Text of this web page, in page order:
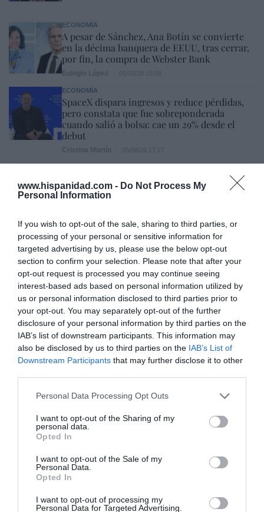
www.hispanidad.com - Do Not Process My
Personal Information
If you wish to opt-out of the sale, sharing to third parties, or
processing of your personal or sensitive information for
targeted advertising by us, please use the below opt-out
section to confirm your selection. Please note that after your
opt-out request is processed you may continue seeing
interest-based ads based on personal information utilized by
us or personal information disclosed to third parties prior to
your opt-out. You may separately opt-out of the further
disclosure of your personal information by third parties on the
IAB’s list of downstream participants. This information may
also be disclosed by us to third parties on the IAB’s List of
Downstream Participants that may further disclose it to other
Personal Data Processing Opt Outs
I want to opt-out of the Sharing of my
personal data.
Opted In
I want to opt-out of the Sale of my
Personal Data.
Opted In
I want to opt-out of processing my
Personal Data for Targeted Advertising.
ECONOMÍA
A pesar de Sánchez, Ana Botín se convierte
en la décima banquera de EEUU, tras cerrar,
por fin, la compra de Webster Bank
ECONOMÍA
SpaceX dispara ingresos y reduce pérdidas,
pero constata que fue sobreponderada
cuando salió a bolsa: cae un 29% desde el
debut
Invasión de Ceuta. Vecinos denuncian la
violación en manada de una inmigrante
Redacción 05/08/26 12:03
INTERNACIONAL
Vuelta a la cordura. Reino Unido obligará a
que los aseos o vestuarios sean utilizados en
función del sexo de nacimiento
Rocío Orizaola 05/08/26 13:32
Marcelo Gullo: “El trabajo de desmitificar la
historia, de poner la verdadera, de
desmontar la falsificación, es un trabajo
cristiano"
por Hispanidad
Artículos anteriores
DIARIO DE LA CORRUPCIÓN SANCHISTA
Diario de la corrupción sanchista. Bolaños
con Zapatero, mientras se desarrollaba la